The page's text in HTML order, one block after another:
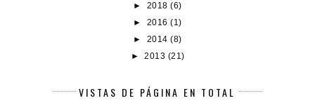
► 2018(6)
► 2016(1)
► 2014(8)
► 2013 (21)
VISTAS DE PÁGINA EN TOTAL